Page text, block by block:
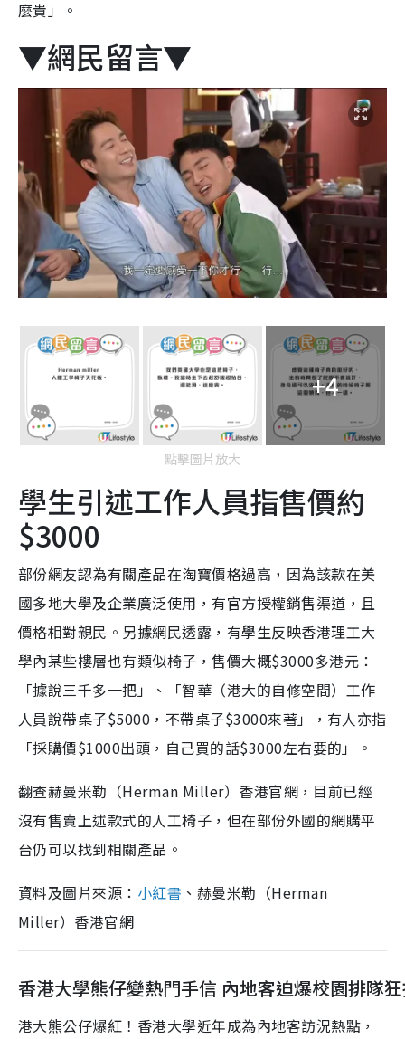
麼貴」。
▼網民留言▼
+4
點擊圖片放大
學生引述工作人員指售價約
$3000
部份網友認為有關產品在淘寶價格過高，因為該款在美
國多地大學及企業廣泛使用，有官方授權銷售渠道，且
價格相對親民。另據網民透露，有學生反映香港理工大
學內某些樓層也有類似椅子，售價大概$3000多港元：
「據說三千多一把」、「智華（港大的自修空間）工作
人員說帶桌子$5000，不帶桌子$3000來著」，有人亦指
「採購價$1000出頭，自己買的話$3000左右要的」。
翻查赫曼米勒（Herman Miller）香港官網，目前已經
沒有售賣上述款式的人工椅子，但在部份外國的網購平
台仍可以找到相關產品。
資料及圖片來源： 小紅書 、赫曼米勒（Herman
Miller）香港官網
香港大學熊仔變熱門手信 內地客迫爆校園排隊
港大熊公仔爆紅！香港大學近年成為內地客訪況熱點，